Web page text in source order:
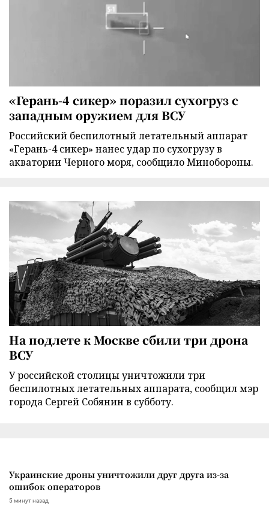
«Герань-4 сикер» поразил сухогруз с
западным оружием для ВСУ
Российский беспилотный летательный аппарат
«Герань-4 сикер» нанес удар по сухогрузу в
акватории Черного моря, сообщило Минобороны.
На подлете к Москве сбили три дрона
ВСУ
У российской столицы уничтожили три
беспилотных летательных аппарата, сообщил мэр
города Сергей Собянин в субботу.
Украинские дроны уничтожили друг друга из-за
ошибок операторов
5 минут назад